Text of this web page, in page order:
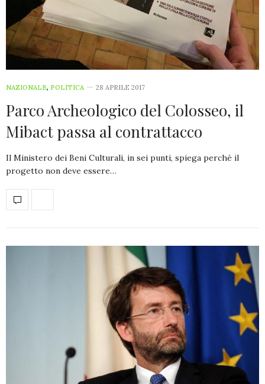
NAZIONALE, POLITICA 28 APRILE 2017
Parco Archeologico del Colosseo, il
Mibact passa al contrattacco
Il Ministero dei Beni Culturali, in sei punti, spiega perché il
progetto non deve essere…